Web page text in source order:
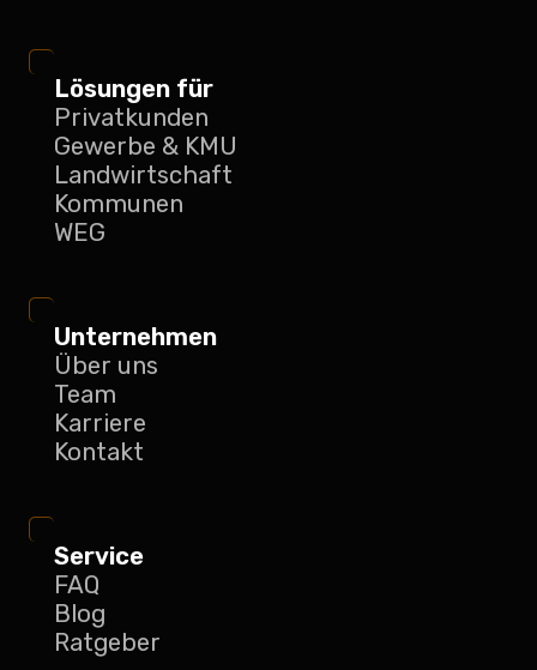
Lösungen für
Privatkunden
Gewerbe & KMU
Landwirtschaft
Kommunen
WEG
Unternehmen
Über uns
Team
Karriere
Kontakt
Service
FAQ
Blog
Ratgeber